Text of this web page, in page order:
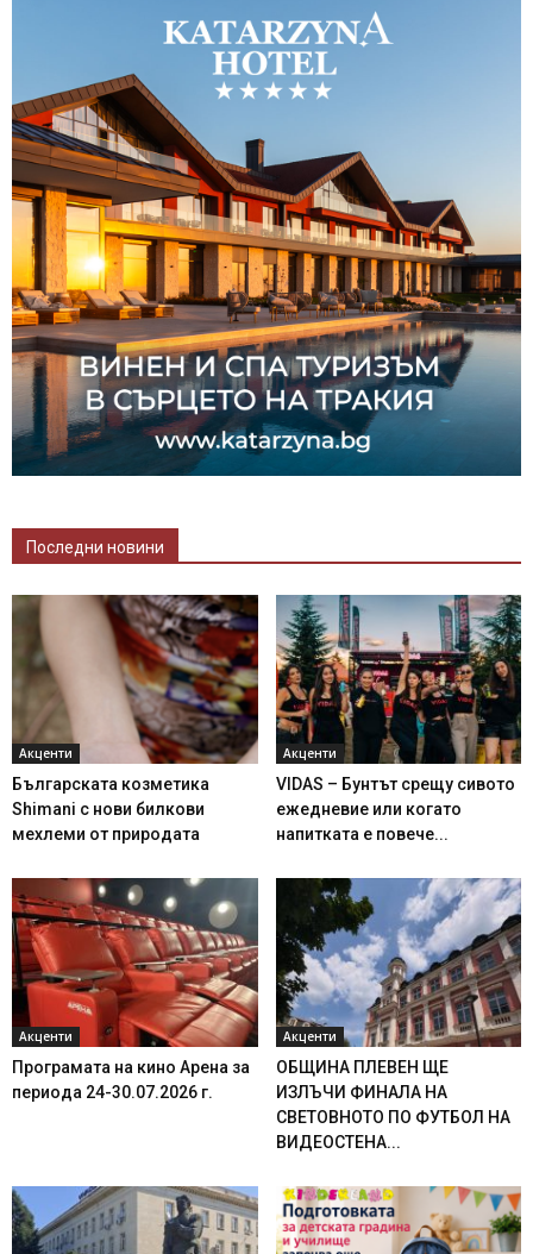
Последни новини
Акценти
Българската козметика
Shimani с нови билкови
мехлеми от природата
Акценти
VIDAS – Бунтът срещу сивото
ежедневие или когато
напитката е повече...
Акценти
Програмата на кино Арена за
периода 24-30.07.2026 г.
Акценти
ОБЩИНА ПЛЕВЕН ЩЕ
ИЗЛЪЧИ ФИНАЛА НА
СВЕТОВНОТО ПО ФУТБОЛ НА
ВИДЕОСТЕНА...